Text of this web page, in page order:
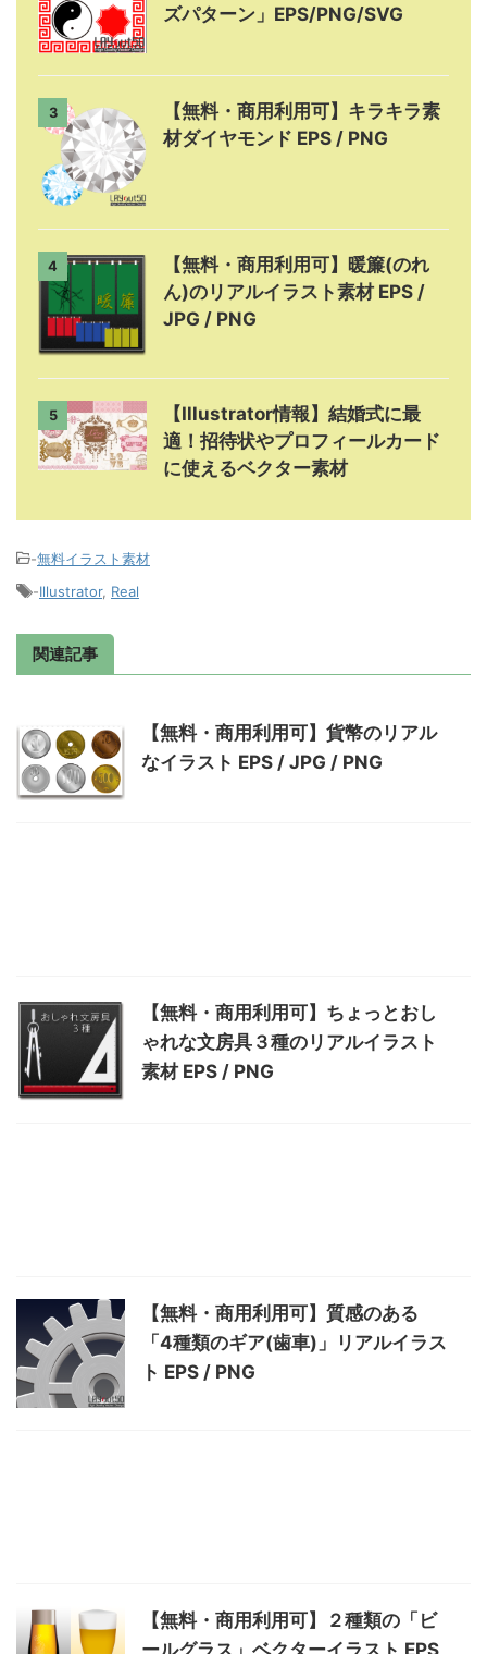
ズパターン」EPS/PNG/SVG
3
【無料・商用利用可】キラキラ素
材ダイヤモンド EPS / PNG
4
【無料・商用利用可】暖簾(のれ
ん)のリアルイラスト素材 EPS /
JPG / PNG
5
【Illustrator情報】結婚式に最
適！招待状やプロフィールカード
に使えるベクター素材
-無料イラスト素材
-Illustrator, Real
関連記事
【無料・商用利用可】貨幣のリアル
なイラスト EPS / JPG / PNG
【無料・商用利用可】ちょっとおし
ゃれな文房具３種のリアルイラスト
素材 EPS / PNG
【無料・商用利用可】質感のある
「4種類のギア(歯車)」リアルイラス
ト EPS / PNG
【無料・商用利用可】２種類の「ビ
ールグラス」ベクターイラスト EPS